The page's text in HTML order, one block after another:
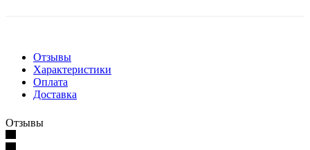
Отзывы
Характеристики
Оплата
Доставка
Отзывы